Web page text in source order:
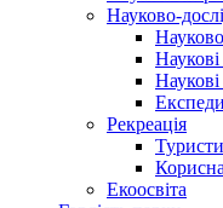
Науково-
Наукові
Рекреація
Екоосвіта